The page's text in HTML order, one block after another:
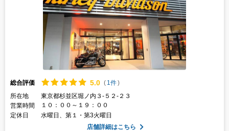
総合評価 5.0 ( 1件)
所在地
東京都杉並区堀ノ内３-５２-２３
営業時間
１０：００～１９：００
定休日
水曜日、第１・第3火曜日
店舗詳細はこちら